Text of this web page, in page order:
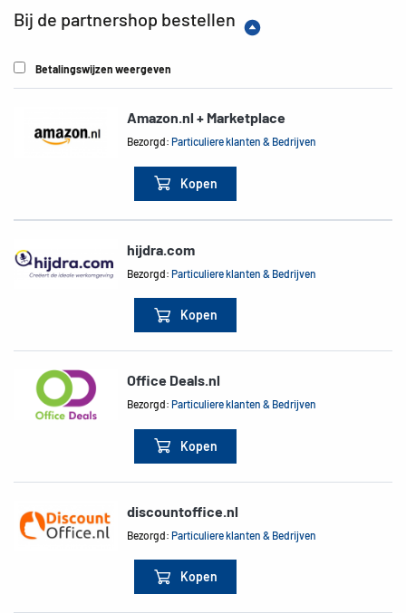
Bij de partnershop bestellen
Betalingswijzen weergeven
Amazon.nl + Marketplace
Bezorgd:Particuliere klanten & Bedrijven
Kopen
hijdra.com
Bezorgd:Particuliere klanten & Bedrijven
Kopen
Office Deals.nl
Bezorgd:Particuliere klanten & Bedrijven
Kopen
discountoffice.nl
Bezorgd:Particuliere klanten & Bedrijven
Kopen